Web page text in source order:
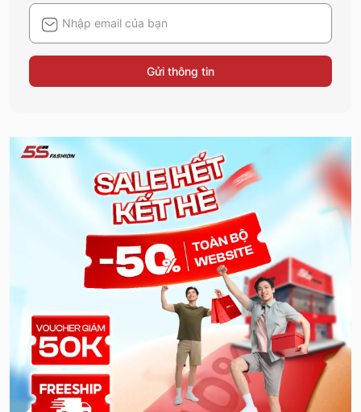
Gửi thông tin